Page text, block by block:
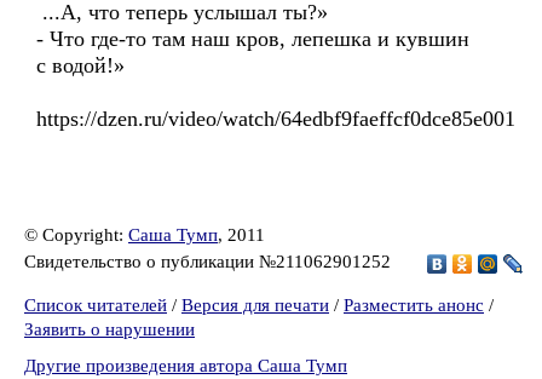
...А, что теперь услышал ты?»
- Что где-то там наш кров, лепешка и кувшин
с водой!»
https://dzen.ru/video/watch/64edbf9faeffcf0dce85e001
© Copyright: Саша Тумп, 2011
Свидетельство о публикации №211062901252
Список читателей / Версия для печати / Разместить анонс /
Заявить о нарушении
Другие произведения автора Саша Тумп